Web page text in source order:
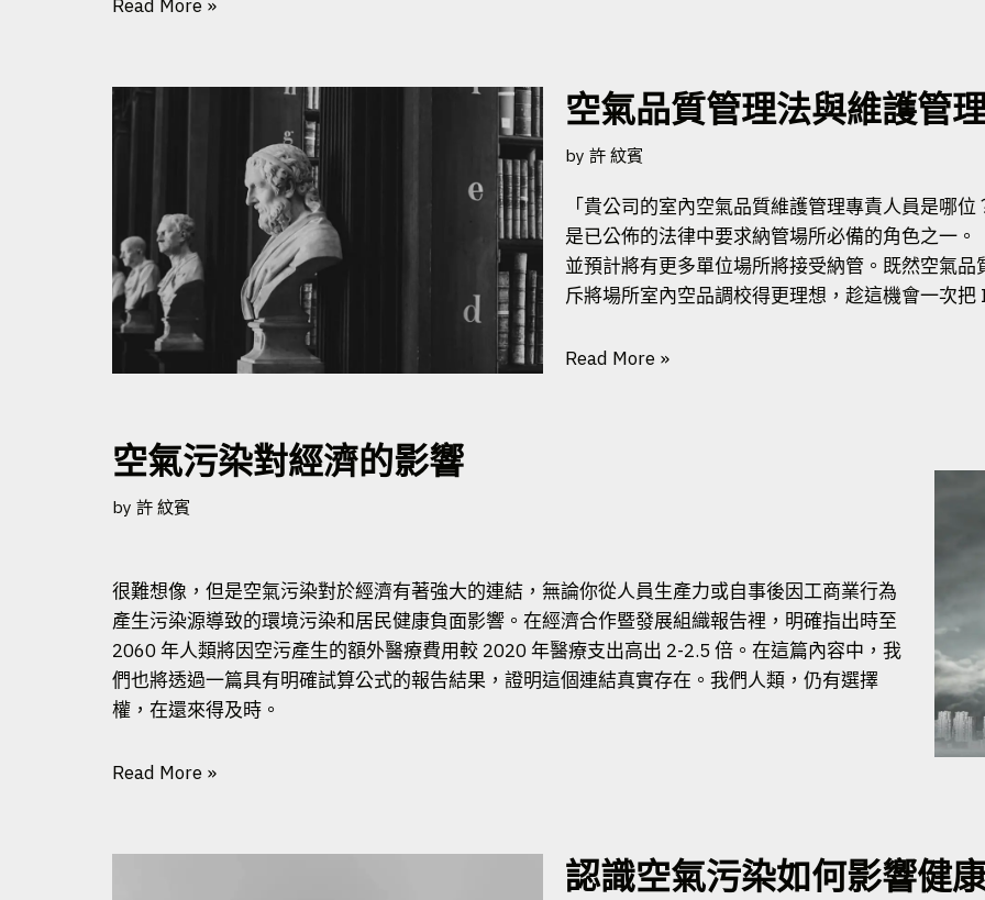
Read More »
空氣品質管理法與維護管
by 許 紋賓
「貴公司的室內空氣品質維護管理專責人員是哪
是已公佈的法律中要求納管場所必備的角色之一
並預計將有更多單位場所將接受納管。既然空氣品
斥將場所室內空品調校得更理想，趁這機會一次把
Read More »
空氣污染對經濟的影響
by 許 紋賓
很難想像，但是空氣污染對於經濟有著強大的連結，無論你從人員生產力或自事後因工商業行為
產生污染源導致的環境污染和居民健康負面影響。在經濟合作暨發展組織報告裡，明確指出時至
2060 年人類將因空污產生的額外醫療費用較 2020 年醫療支出高出 2-2.5 倍。在這篇內容中，我
們也將透過一篇具有明確試算公式的報告結果，證明這個連結真實存在。我們人類，仍有選擇
權，在還來得及時。
Read More »
認識空氣污染如何影響健